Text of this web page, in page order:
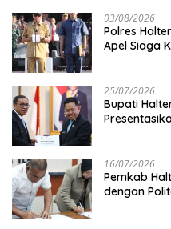
03/08/2026
Polres
Apel Siaga
25/07/2026
Bupati
16/07/2026
Pemkab
dengan